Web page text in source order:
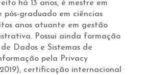
há 13 anos, é mestre em
pós-graduado em ciências
anos atuante em gestão
Possui ainda formação
Dados e Sistemas de
pela Privacy
certificação internacional